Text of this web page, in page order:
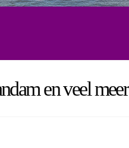
en veel meer